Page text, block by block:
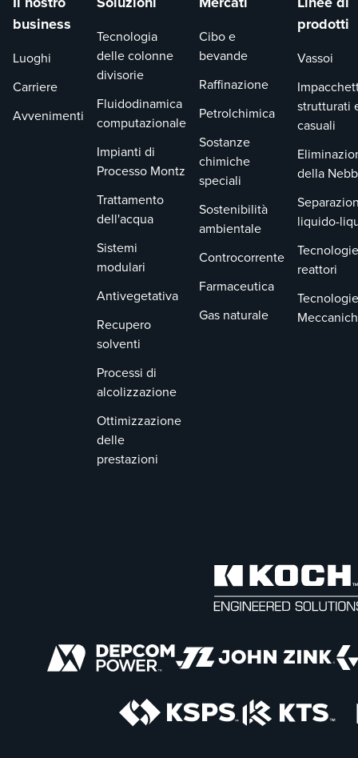
business
Luoghi
Carriere
Avvenimenti
Tecnologia
delle colonne
divisorie
Fluidodinamica
computazionale
Impianti di
Processo Montz
Trattamento
dell'acqua
Sistemi
modulari
Antivegetativa
Recupero
solventi
Processi di
alcolizzazione
Ottimizzazione
delle
prestazioni
Cibo e
bevande
Raffinazione
Petrolchimica
Sostanze
chimiche
speciali
Sostenibilità
ambientale
Controcorrente
Farmaceutica
Gas naturale
prodotti
Vassoi
strutturati
casuali
della
liquido-
reattori
Tecnologie